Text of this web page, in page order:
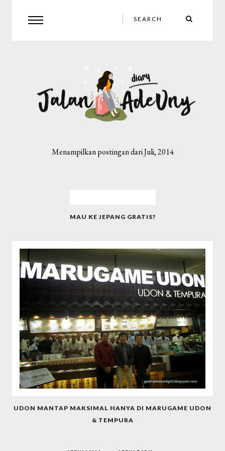
Menampilkan postingan dari Juli, 2014
MAU KE JEPANG GRATIS?
UDON MANTAP MAKSIMAL HANYA DI MARUGAME UDON
& TEMPURA